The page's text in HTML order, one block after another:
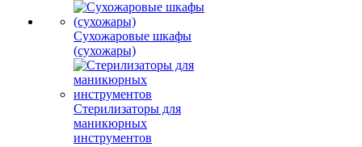
Сухожаровые шкафы
(сухожары)
Стерилизаторы для
маникюрных
инструментов